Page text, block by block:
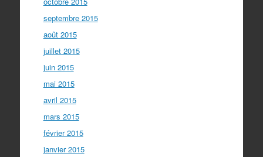
septembre 2015
août 2015
juillet 2015
juin 2015
mai 2015
avril 2015
mars 2015
février 2015
janvier 2015